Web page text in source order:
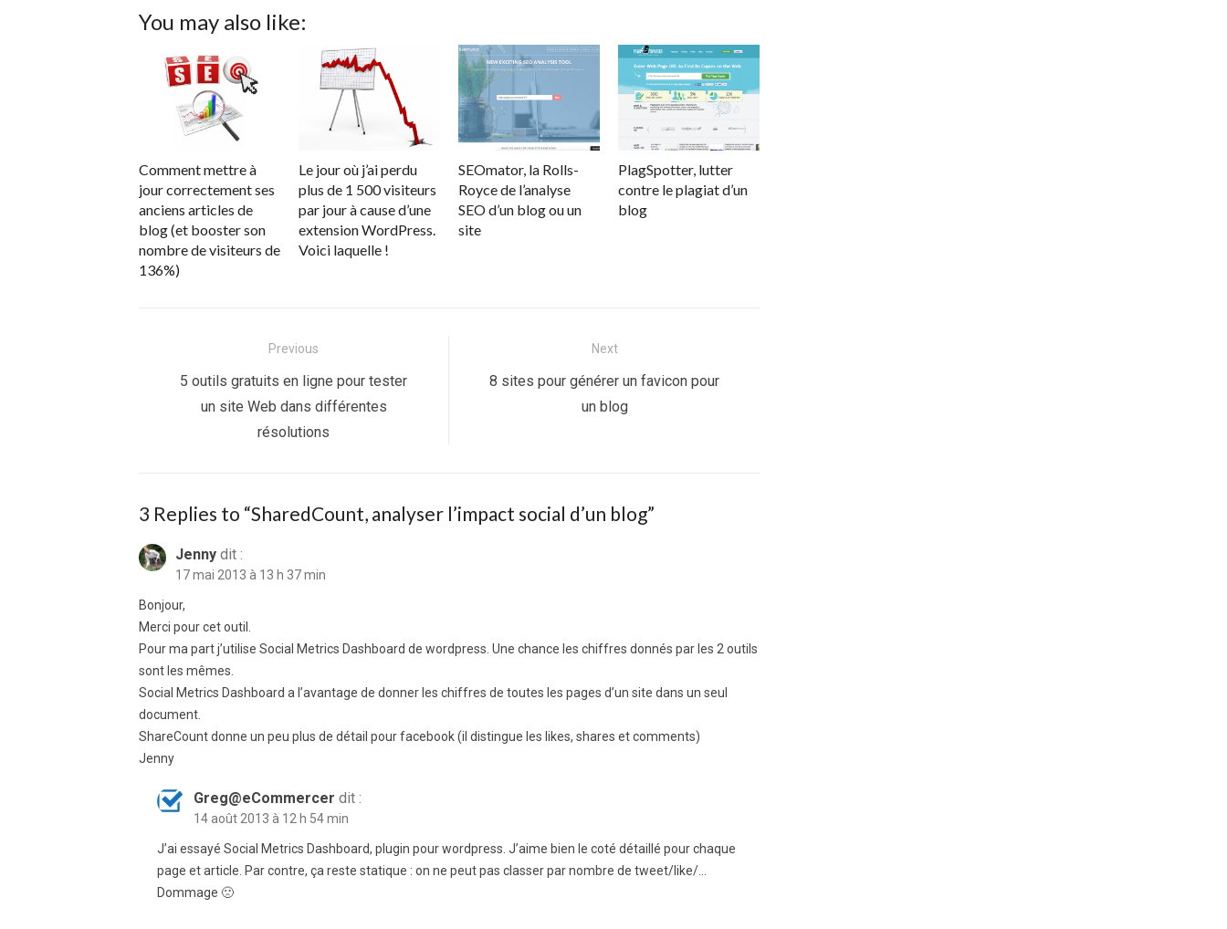
You may also like:
Comment mettre à
jour correctement ses
anciens articles de
blog (et booster son
nombre de visiteurs de
136%)
Le jour où j’ai perdu
plus de 1 500 visiteurs
par jour à cause d’une
extension WordPress.
Voici laquelle !
SEOmator, la Rolls-
Royce de l’analyse
SEO d’un blog ou un
site
PlagSpotter, lutter
contre le plagiat d’un
blog
l’article
Previous
Previous
post:
5 outils gratuits en ligne pour tester
un site Web dans différentes
résolutions
Next
Next
8 sites pour générer un favicon pour
un blog
3 Replies to “SharedCount, analyser l’impact social d’un blog”
Jenny dit :
17 mai 2013 à 13 h 37 min
Bonjour,
Merci pour cet outil.
Pour ma part j’utilise Social Metrics Dashboard de wordpress. Une chance les chiffres donnés par les 2 outils
sont les mêmes.
Social Metrics Dashboard a l’avantage de donner les chiffres de toutes les pages d’un site dans un seul
document.
ShareCount donne un peu plus de détail pour facebook (il distingue les likes, shares et comments)
Jenny
Greg@eCommercer dit :
14 août 2013 à 12 h 54 min
J’ai essayé Social Metrics Dashboard, plugin pour wordpress. J’aime bien le coté détaillé pour chaque
page et article. Par contre, ça reste statique : on ne peut pas classer par nombre de tweet/like/…
Dommage 🙁